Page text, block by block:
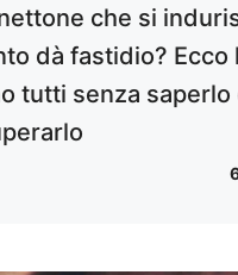
che si
dà fastidio? Ecco
tutti senza saperlo